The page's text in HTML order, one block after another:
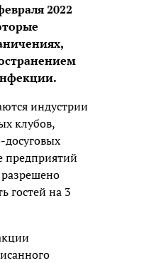
2022
индустрии
клубов,
досуговых
предприятий
гостей на 3